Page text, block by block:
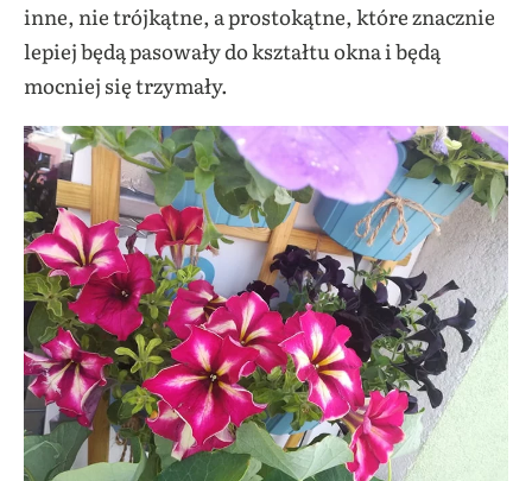
inne, nie trójkątne, a prostokątne, które znacznie
lepiej będą pasowały do kształtu okna i będą
mocniej się trzymały.